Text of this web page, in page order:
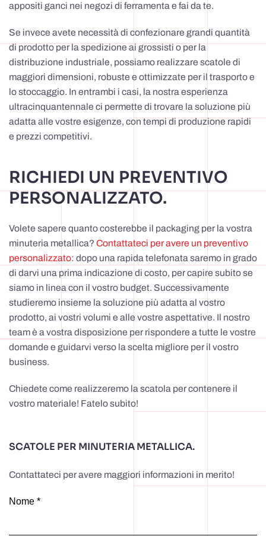
appositi ganci nei negozi di ferramenta e fai da te.
Se invece avete necessità di confezionare grandi quantità
di prodotto per la spedizione ai grossisti o per la
distribuzione industriale, possiamo realizzare scatole di
maggiori dimensioni, robuste e ottimizzate per il trasporto e
lo stoccaggio. In entrambi i casi, la nostra esperienza
ultracinquantennale ci permette di trovare la soluzione più
adatta alle vostre esigenze, con tempi di produzione rapidi
e prezzi competitivi.
RICHIEDI UN PREVENTIVO
PERSONALIZZATO.
Volete sapere quanto costerebbe il packaging per la vostra
minuteria metallica? Contattateci per avere un preventivo
personalizzato: dopo una rapida telefonata saremo in grado
di darvi una prima indicazione di costo, per capire subito se
siamo in linea con il vostro budget. Successivamente
studieremo insieme la soluzione più adatta al vostro
prodotto, ai vostri volumi e alle vostre aspettative. Il nostro
team è a vostra disposizione per rispondere a tutte le vostre
domande e guidarvi verso la scelta migliore per il vostro
business.
Chiedete come realizzeremo la scatola per contenere il
vostro materiale! Fatelo subito!
SCATOLE PER MINUTERIA METALLICA.
Contattateci per avere maggiori informazioni in merito!
Nome *